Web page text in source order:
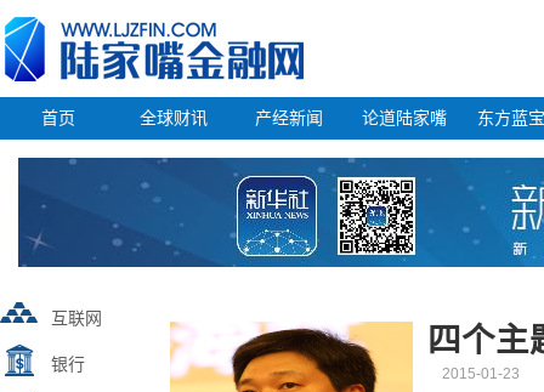
首页 全球财讯 产经新闻 论道陆家嘴 东方蓝
互联网
银行
四个主
2015-01-23